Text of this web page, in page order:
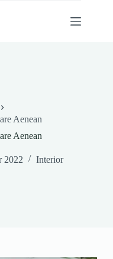
Aenean
Aenean
2022 Interior